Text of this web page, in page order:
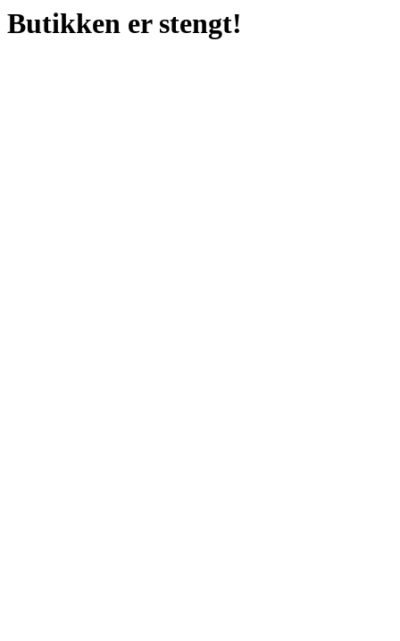
Butikken er stengt!